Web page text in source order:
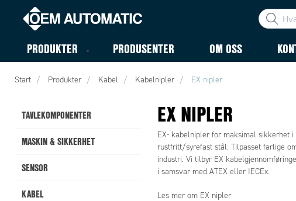
PRODUKTER PRODUSENTER OM OSS
Start Produkter Kabel Kabelnipler EX nipler
TAVLEKOMPONENTER
MASKIN & SIKKERHET
SENSOR
KABEL
EX NIPLER
EX- kabelnipler for maksimal sikkerhet
rustfritt/syrefast stål. Tilpasset farlige
industri. Vi tilbyr EX
i samsvar med ATEX eller IECEx.
Les mer om EX nipler